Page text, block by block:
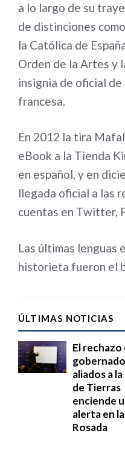
a lo largo de su
de distinciones
la Católica de
Orden de la Artes y
insignia de oficial
francesa.
En 2012 la tira
eBook a la Tienda
en español, y en
llegada oficial a las
cuentas en Twitter,
Las últimas lenguas
historieta fueron el
ÚLTIMAS NOTICIAS
El rechazo
aliados a
de Tierras
enciende
alerta en
Rosada